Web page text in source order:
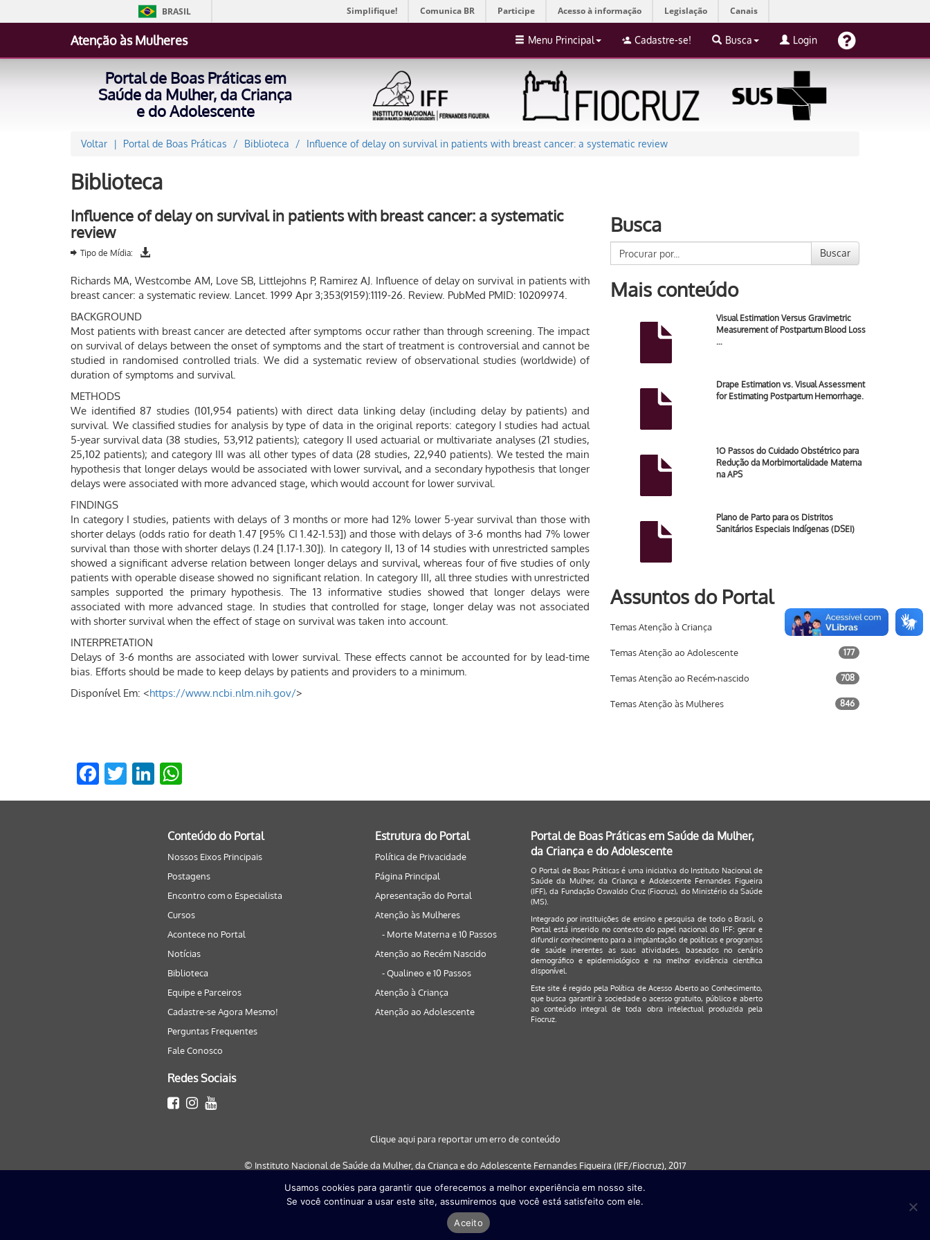
BRASIL Simplifique! Comunica BR Participe Acesso à informação Legislação Canais
Atenção às Mulheres Menu Principal Cadastre-se! Busca Login
Portal de Boas Práticas em
Saúde da Mulher, da Criança
e do Adolescente
Voltar Portal de Boas Práticas Biblioteca Influence of delay on survival in patients with breast cancer: a systematic review
Biblioteca
Influence of delay on survival in patients with breast cancer: a systematic
review
Tipo de Mídia:
Richards MA, Westcombe AM, Love SB, Littlejohns P, Ramirez AJ. Influence of delay on survival in patients with
breast cancer: a systematic review. Lancet. 1999 Apr 3;353(9159):1119-26. Review. PubMed PMID: 10209974.
BACKGROUND
Most patients with breast cancer are detected after symptoms occur rather than through screening. The impact
on survival of delays between the onset of symptoms and the start of treatment is controversial and cannot be
studied in randomised controlled trials. We did a systematic review of observational studies (worldwide) of
duration of symptoms and survival.
METHODS
We identified 87 studies (101,954 patients) with direct data linking delay (including delay by patients) and
survival. We classified studies for analysis by type of data in the original reports: category I studies had actual
5-year survival data (38 studies, 53,912 patients); category II used actuarial or multivariate analyses (21 studies,
25,102 patients); and category III was all other types of data (28 studies, 22,940 patients). We tested the main
hypothesis that longer delays would be associated with lower survival, and a secondary hypothesis that longer
delays were associated with more advanced stage, which would account for lower survival.
FINDINGS
In category I studies, patients with delays of 3 months or more had 12% lower 5-year survival than those with
shorter delays (odds ratio for death 1.47 [95% CI 1.42-1.53]) and those with delays of 3-6 months had 7% lower
survival than those with shorter delays (1.24 [1.17-1.30]). In category II, 13 of 14 studies with unrestricted samples
showed a significant adverse relation between longer delays and survival, whereas four of five studies of only
patients with operable disease showed no significant relation. In category III, all three studies with unrestricted
samples supported the primary hypothesis. The 13 informative studies showed that longer delays were
associated with more advanced stage. In studies that controlled for stage, longer delay was not associated
with shorter survival when the effect of stage on survival was taken into account.
INTERPRETATION
Delays of 3-6 months are associated with lower survival. These effects cannot be accounted for by lead-time
bias. Efforts should be made to keep delays by patients and providers to a minimum.
Disponível Em: <https://www.ncbi.nlm.nih.gov/>
Facebook
TwitterLinkedIn
Busca
Buscar
Mais conteúdo
Visual Estimation Versus Gravimetric
Measurement of Postpartum Blood Loss
…
Drape Estimation vs. Visual Assessment
for Estimating Postpartum Hemorrhage.
1O Passos do Cuidado Obstétrico para
Redução da Morbimortalidade Materna
na APS
Plano de Parto para os Distritos
Sanitários Especiais Indígenas (DSEI)
Assuntos do Portal
Temas Atenção à Criança 733
Temas Atenção ao Adolescente 177
Temas Atenção ao Recém-nascido 708
Temas Atenção às Mulheres 846
Conteúdo do Portal
Nossos Eixos Principais
Postagens
Encontro com o Especialista
Cursos
Acontece no Portal
Notícias
Biblioteca
Equipe e Parceiros
Cadastre-se Agora Mesmo!
Perguntas Frequentes
Fale Conosco
Redes Sociais
Estrutura do Portal
Política de Privacidade
Página Principal
Apresentação do Portal
Atenção às Mulheres
- Morte Materna e 10 Passos
Atenção ao Recém Nascido
- Qualineo e 10 Passos
Atenção à Criança
Atenção ao Adolescente
Portal de Boas Práticas em Saúde da Mulher,
da Criança e do Adolescente
O Portal de Boas Práticas é uma iniciativa do Instituto Nacional de
Saúde da Mulher, da Criança e Adolescente Fernandes Figueira
(IFF), da Fundação Oswaldo Cruz (Fiocruz), do Ministério da Saúde
(MS).
Integrado por instituições de ensino e pesquisa de todo o Brasil, o
Portal está inserido no contexto do papel nacional do IFF: gerar e
difundir conhecimento para a implantação de políticas e programas
de saúde inerentes as suas atividades, baseados no cenário
demográfico e epidemiológico e na melhor evidência científica
disponível.
Este site é regido pelaPolítica de Acesso Aberto ao Conhecimento,
que busca garantir à sociedade o acesso gratuito, público e aberto
ao conteúdo integral de toda obra intelectual produzida pela
Fiocruz.
Clique aqui para reportar um erro de conteúdo
© Instituto Nacional de Saúde da Mulher, da Criança e do Adolescente Fernandes Figueira (IFF/Fiocruz), 2017
Este site será melhor visualizado nos navegadores: Google Chrome (a partir da versão 30) | Internet Explorer (a partir da versão 9) | FireFox ( a
partir da versão 29)
Desenvolvido porQuattri Design
Usamos cookies para garantir que oferecemos a melhor experiência em nosso site.
Se você continuar a usar este site, assumiremos que você está satisfeito com ele.
Aceito